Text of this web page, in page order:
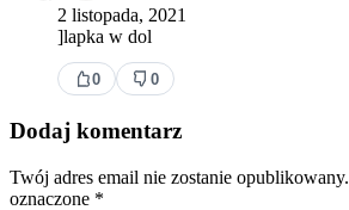
2 listopada, 2021
]lapka w dol
0 0
Dodaj komentarz
Twój adres email nie zostanie opublikowany.
oznaczone *